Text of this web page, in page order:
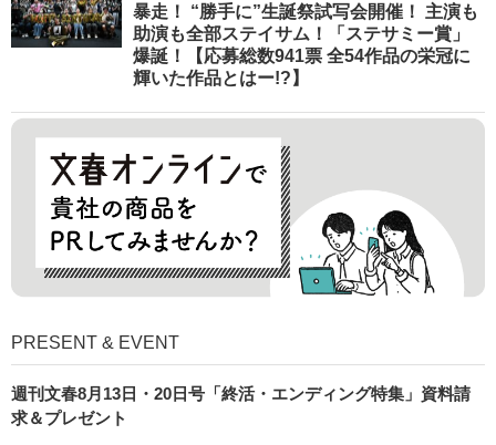
暴走！ “勝手に”生誕祭試写会開催！ 主演も
助演も全部ステイサム！「ステサミー賞」
爆誕！【応募総数941票 全54作品の栄冠に
輝いた作品とはー!?】
PRESENT & EVENT
週刊文春8月13日・20日号「終活・エンディング特集」資料請
求＆プレゼント